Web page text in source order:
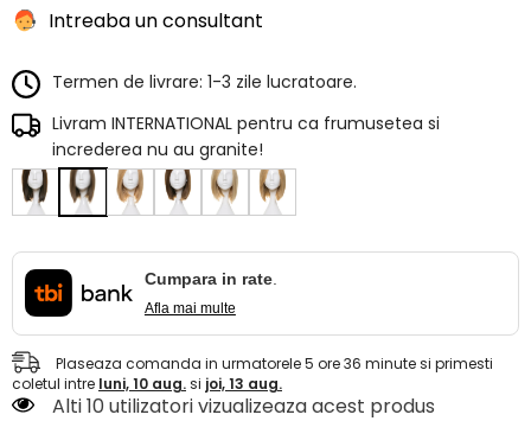
Intreaba un consultant
Termen de livrare: 1-3 zile lucratoare.
Livram INTERNATIONAL pentru ca frumusetea si
increderea nu au granite!
Cumpara in rate.
Afla mai multe
Plaseaza comanda in urmatorele5 ore36 minutesi primesti
coletul intre luni, 10 aug.si joi, 13 aug.
Alti 10 utilizatori vizualizeaza acest produs